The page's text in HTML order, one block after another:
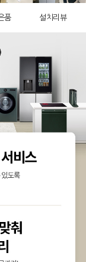
품 설치리뷰